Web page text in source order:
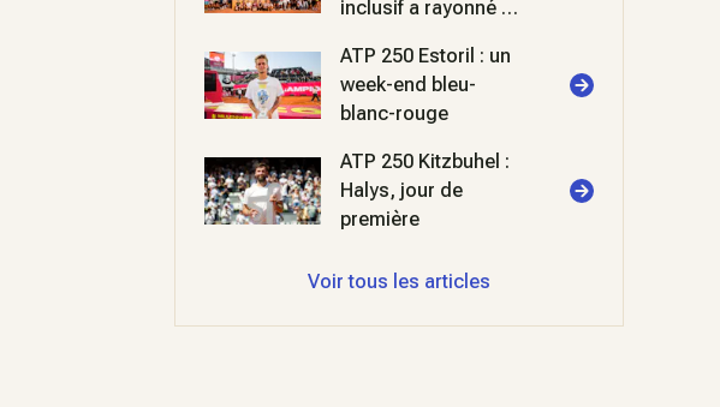
inclusif a rayonné à
ATP 250 Estoril : un
week-end bleu-
blanc-rouge
ATP 250 Kitzbuhel :
Halys, jour de
première
Voir tous les articles